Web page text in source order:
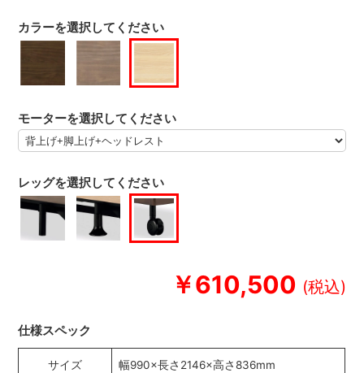
￥610,500
カラーを選択してください
モーターを選択してください
レッグを選択してください
仕様スペック
サイズ 幅990×長さ2146×高さ836mm